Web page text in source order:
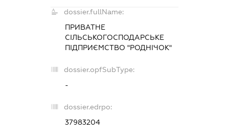
dossier.fullName:
ПРИВАТНЕ
СІЛЬСЬКОГОСПОДАРСЬКЕ
ПІДПРИЄМСТВО "РОДНІЧОК"
dossier.opfSubType:
-
dossier.edrpo:
37983204